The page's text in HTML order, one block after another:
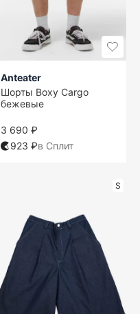
Anteater
Шорты Boxy Cargo
бежевые
3 690 ₽
923 ₽в Сплит
S